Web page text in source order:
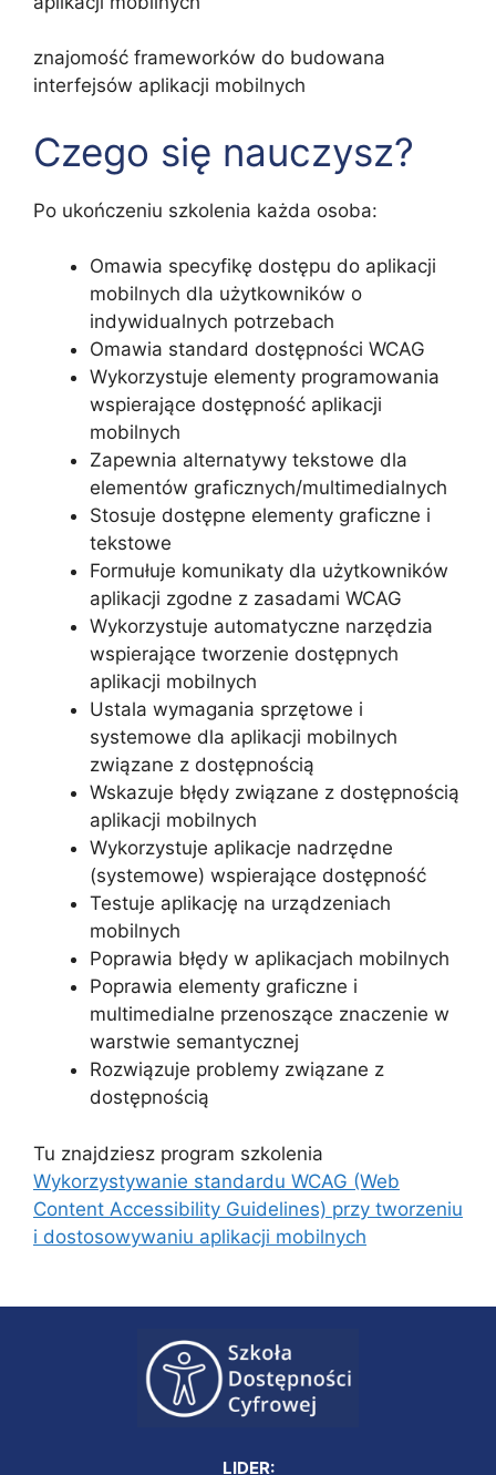
znajomość frameworków do budowana
interfejsów aplikacji mobilnych
Czego się nauczysz?
Po ukończeniu szkolenia każda osoba:
Omawia specyfikę dostępu do aplikacji
mobilnych dla użytkowników o
indywidualnych potrzebach
Omawia standard dostępności WCAG
Wykorzystuje elementy programowania
wspierające dostępność aplikacji
mobilnych
Zapewnia alternatywy tekstowe dla
elementów graficznych/multimedialnych
Stosuje dostępne elementy graficzne i
tekstowe
Formułuje komunikaty dla użytkowników
aplikacji zgodne z zasadami WCAG
Wykorzystuje automatyczne narzędzia
wspierające tworzenie dostępnych
aplikacji mobilnych
Ustala wymagania sprzętowe i
systemowe dla aplikacji mobilnych
związane z dostępnością
Wskazuje błędy związane z dostępnością
aplikacji mobilnych
Wykorzystuje aplikacje nadrzędne
(systemowe) wspierające dostępność
Testuje aplikację na urządzeniach
mobilnych
Poprawia błędy w aplikacjach mobilnych
Poprawia elementy graficzne i
multimedialne przenoszące znaczenie w
warstwie semantycznej
Rozwiązuje problemy związane z
dostępnością
Tu znajdziesz program szkolenia
Wykorzystywanie standardu WCAG (Web
Content Accessibility Guidelines) przy tworzeniu
i dostosowywaniu aplikacji mobilnych
LIDER: